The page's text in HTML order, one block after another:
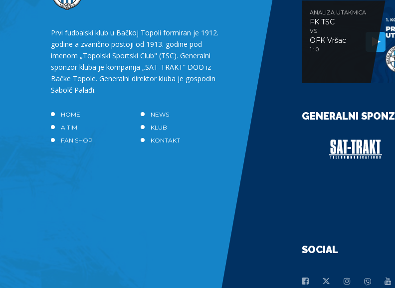
Prvi fudbalski klub u Bačkoj Topoli formiran je 1912.
godine a zvanično postoji od 1913. godine pod
imenom „Topolski Sportski Club" (TSC). Generalni
sponzor kluba je kompanija „SAT-TRAKT” DOO iz
Bačke Topole. Generalni direktor kluba je gospodin
Sabolč Palađi.
HOME
NEWS
A TIM
KLUB
FAN SHOP
KONTAKT
ANALIZA UTAKMICA
FK TSC
VS
OFK Vršac
1 : 0
GENERALNI
SOCIAL